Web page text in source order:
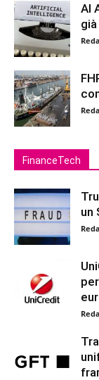
AI
FinanceTech
un